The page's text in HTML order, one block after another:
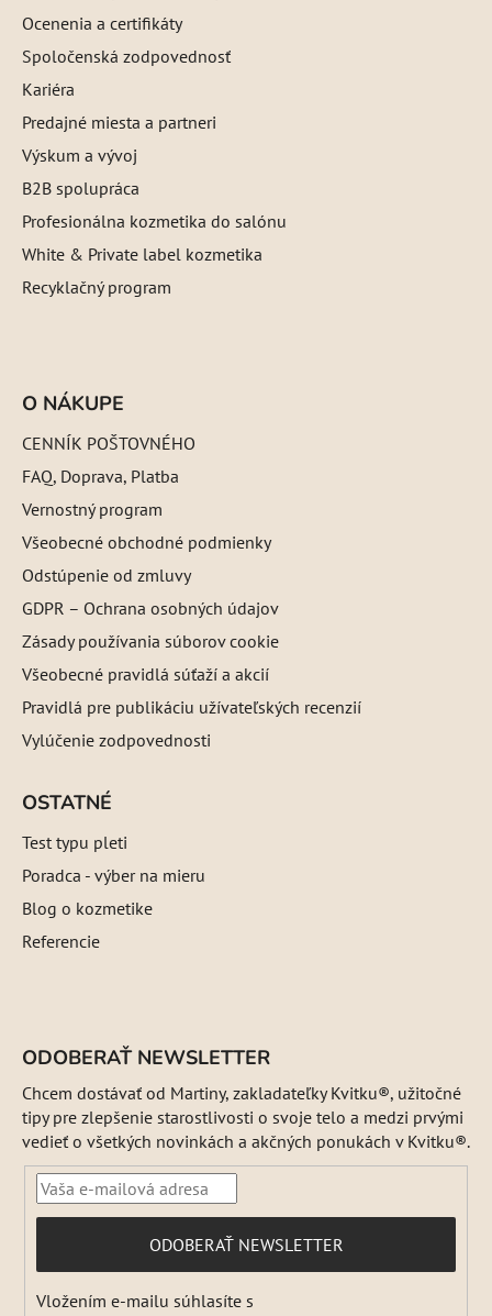
Ocenenia a certifikáty
Spoločenská zodpovednosť
Kariéra
Predajné miesta a partneri
Výskum a vývoj
B2B spolupráca
Profesionálna kozmetika do salónu
White & Private label kozmetika
Recyklačný program
O NÁKUPE
CENNÍK POŠTOVNÉHO
FAQ, Doprava, Platba
Vernostný program
Všeobecné obchodné podmienky
Odstúpenie od zmluvy
GDPR – Ochrana osobných údajov
Zásady používania súborov cookie
Všeobecné pravidlá súťaží a akcií
Pravidlá pre publikáciu užívateľských recenzií
Vylúčenie zodpovednosti
OSTATNÉ
Test typu pleti
Poradca - výber na mieru
Blog o kozmetike
Referencie
ODOBERAŤ NEWSLETTER
Chcem dostávať od Martiny, zakladateľky Kvitku®, užitočné
tipy pre zlepšenie starostlivosti o svoje telo a medzi prvými
vedieť o všetkých novinkách a akčných ponukách v Kvitku®.
PRIHLÁSIŤ
SA
ODOBERAŤ NEWSLETTER
Vložením e-mailu súhlasíte s